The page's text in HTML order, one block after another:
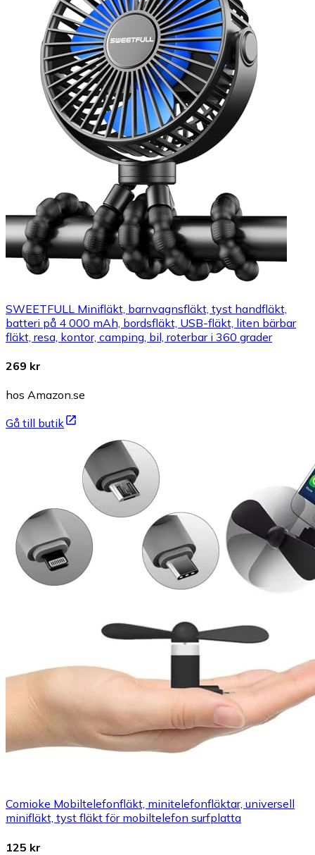
SWEETFULL Minifläkt, barnvagnsfläkt, tyst handfläkt,
batteri på 4 000 mAh, bordsfläkt, USB-fläkt, liten bärbar
fläkt, resa, kontor, camping, bil, roterbar i 360 grader
269 kr
hos Amazon.se
Gå till butik
Comioke Mobiltelefonfläkt, minitelefonfläktar, universell
minifläkt, tyst fläkt för mobiltelefon surfplatta
125 kr